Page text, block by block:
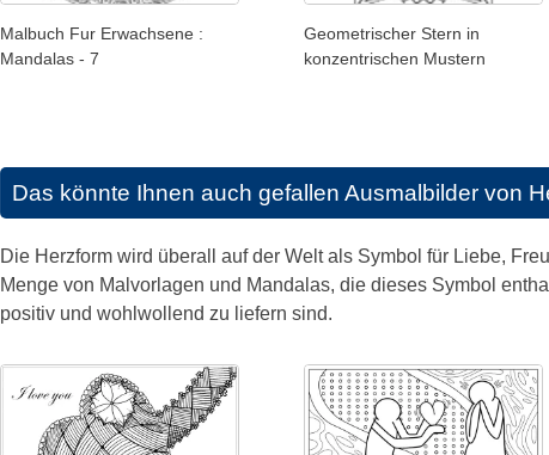
Malbuch Fur Erwachsene :
Mandalas - 7
Geometrischer Stern in
konzentrischen Mustern
Das könnte Ihnen auch gefallen Ausmalbilder von
Die Herzform wird überall auf der Welt als Symbol für Liebe,
Menge von Malvorlagen und Mandalas, die dieses Symbol
positiv und wohlwollend zu liefern sind.